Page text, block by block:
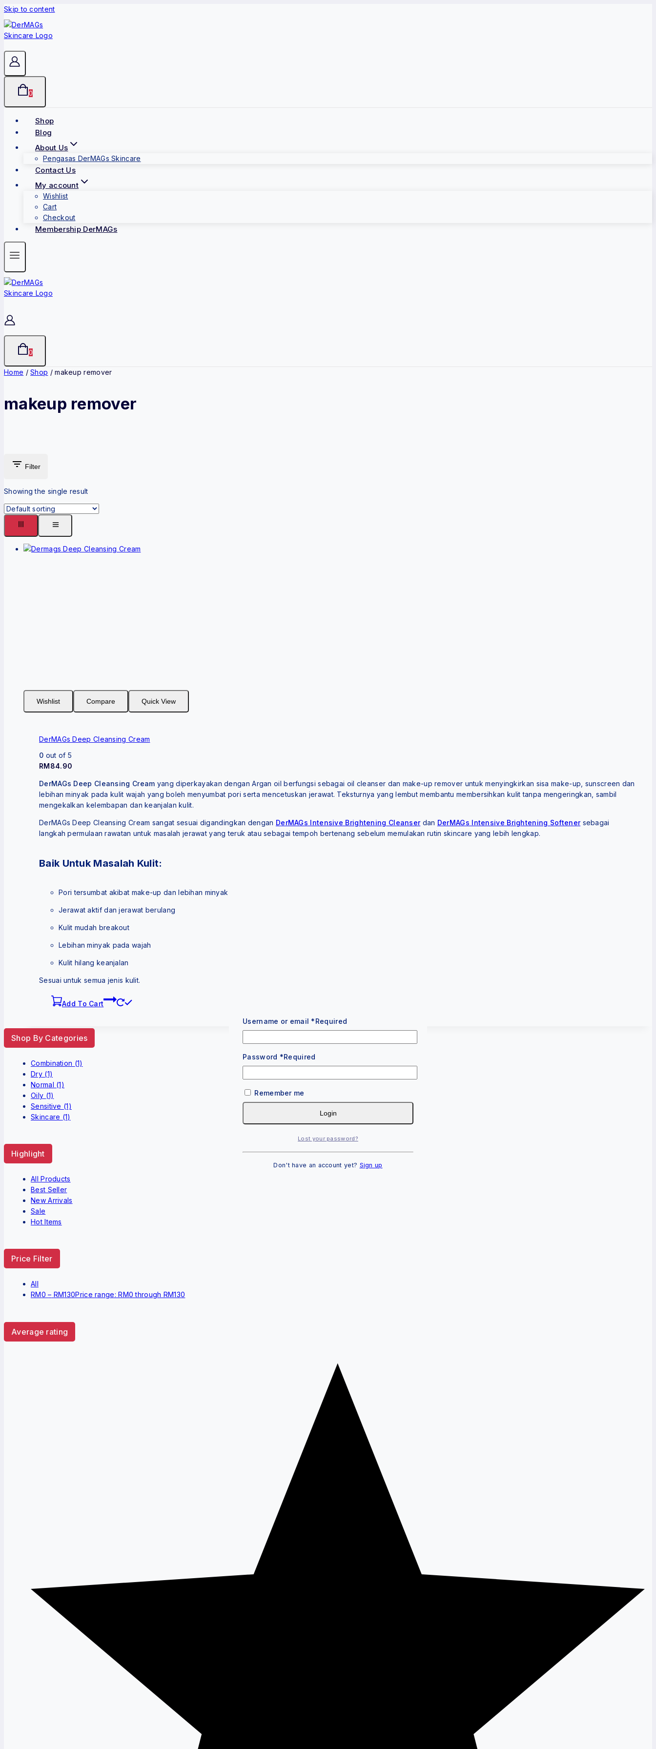
Skip to content
0
Shop
Blog
About Us
Pengasas DerMAGs Skincare
Contact Us
My account
Wishlist
Cart
Checkout
Membership DerMAGs
0
Home / Shop / makeup remover
makeup remover
Filter
Showing the single result
Wishlist Compare Quick View
DerMAGs Deep Cleansing Cream
0 out of 5
RM84.90
DerMAGs Deep Cleansing Cream yang diperkayakan dengan Argan oil berfungsi sebagai oil cleanser dan make-up remover untuk menyingkirkan sisa make-up, sunscreen dan
lebihan minyak pada kulit wajah yang boleh menyumbat pori serta mencetuskan jerawat. Teksturnya yang lembut membantu membersihkan kulit tanpa mengeringkan, sambil
mengekalkan kelembapan dan keanjalan kulit.
DerMAGs Deep Cleansing Cream sangat sesuai digandingkan dengan DerMAGs Intensive Brightening Cleanserdan DerMAGs Intensive Brightening Softenersebagai
langkah permulaan rawatan untuk masalah jerawat yang teruk atau sebagai tempoh bertenang sebelum memulakan rutin skincare yang lebih lengkap.
Baik Untuk Masalah Kulit:
Pori tersumbat akibat make-up dan lebihan minyak
Jerawat aktif dan jerawat berulang
Kulit mudah breakout
Lebihan minyak pada wajah
Kulit hilang keanjalan
Sesuai untuk semua jenis kulit.
Add To Cart
Shop By Categories
Combination (1)
Dry (1)
Normal (1)
Oily (1)
Sensitive (1)
Skincare (1)
Highlight
All Products
Best Seller
New Arrivals
Sale
Hot Items
Price Filter
All
RM0 – RM130Price range: RM0 through RM130
Average rating
Username or email *Required
Password *Required
Remember me
Login
Lost your password?
Don't have an account yet? Sign up